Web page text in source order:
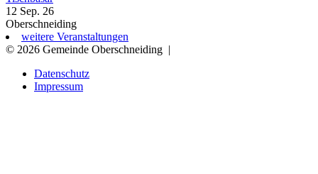
12 Sep. 26
Oberschneiding
weitere Veranstaltungen
© 2026 Gemeinde Oberschneiding |
Datenschutz
Impressum